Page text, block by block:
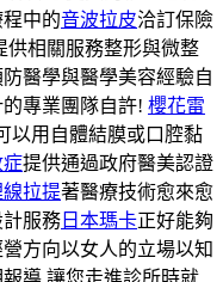
中的音波拉皮洽訂保險
供相關服務整形與微整
醫學與醫學美容經驗自
專業團隊自許! 櫻花雷
以用自體結膜或口腔黏
症提供通過政府醫美認證
拉提著醫療技術愈來愈
服務 日本瑪卡正好能夠
方向以女人的立場以知